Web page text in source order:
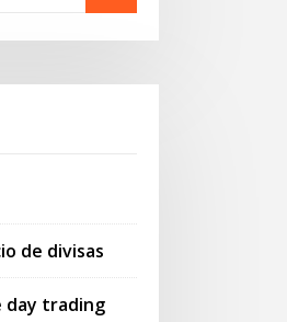
de divisas
day trading